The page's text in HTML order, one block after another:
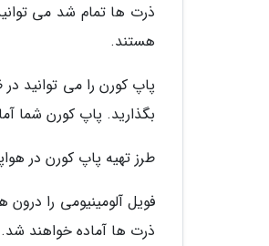
ذرت ها تمام شد می
هستند.
بگذارید. پاپ کورن شما
طرز تهیه پاپ کورن در
ذرت ها آماده خواهند